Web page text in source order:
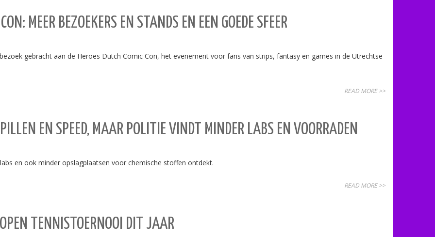
MEER BEZOEKERS EN STANDS EN EEN GOEDE SFEER
gebracht aan de Heroes Dutch Comic Con, het evenement voor fans van strips, fantasy en games in de Utrechtse
READ MORE >>
EN SPEED, MAAR POLITIE VINDT MINDER LABS EN VOORRADEN
en ook minder opslagplaatsen voor chemische stoffen ontdekt.
READ MORE >>
TENNISTOERNOOI DIT JAAR